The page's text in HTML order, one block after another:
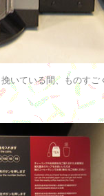
いている間、ものすご